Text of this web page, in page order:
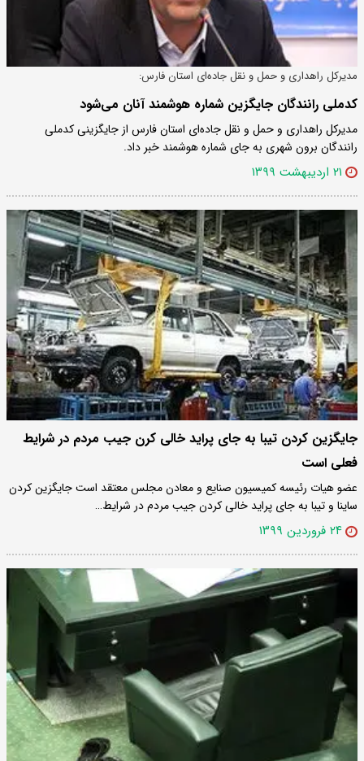
مدیرکل راهداری و حمل و نقل جاده‌ای استان فارس:
کدملی رانندگان جایگزین شماره هوشمند آنان می‌شود
مدیرکل راهداری و حمل و نقل جاده‌ای استان فارس از جایگزینی کدملی
رانندگان برون شهری به جای شماره هوشمند خبر داد.
۲۱ اردیبهشت ۱۳۹۹
جایگزین کردن تیبا به جای پراید خالی کرن جیب مردم در شرایط
فعلی است
عضو هیات رئیسه کمیسیون صنایع و معادن مجلس معتقد است جایگزین کردن
ساینا و تیبا به جای پراید خالی کردن جیب مردم در شرایط…
۲۴ فروردین ۱۳۹۹